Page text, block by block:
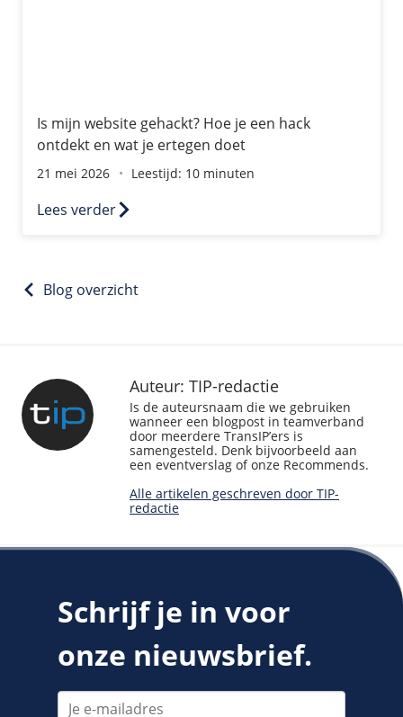
Is mijn website gehackt? Hoe je een hack
ontdekt en wat je ertegen doet
21 mei 2026 Leestijd: 10 minuten
Lees verder
Blog overzicht
Auteur: TIP-redactie
Is de auteursnaam die we gebruiken
wanneer een blogpost in teamverband
door meerdere TransIP’ers is
samengesteld. Denk bijvoorbeeld aan
een eventverslag of onze Recommends.
Alle artikelen geschreven door TIP-
redactie
Schrijf je in voor
onze nieuwsbrief.